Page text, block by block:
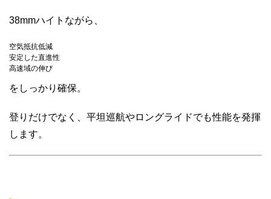
38mmハイトながら、
空気抵抗低減
安定した直進性
高速域の伸び
をしっかり確保。
登りだけでなく、平坦巡航やロングライドでも性能を発揮
します。